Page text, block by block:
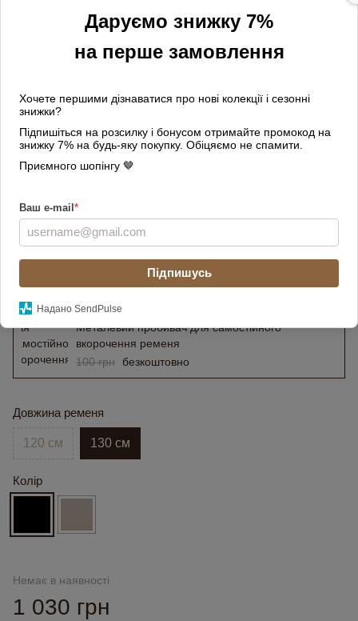
Даруємо знижку 7%
на перше замовлення
Хочете першими дізнаватися про нові колекції і сезонні
знижки?
Підпишіться на розсилку і бонусом отримайте промокод на
знижку 7% на будь-яку покупку. Обіцяємо не спамити.
Приємного шопінгу 🤎
Ваш e-mail*
Підпишусь
Надано SendPulse
Металевий пробивач для самостійного
вкорочення ременя
100 грн
безкоштовно
Довжина ременя
120 см 130 см
Колір
Немає в наявності
1 030 грн